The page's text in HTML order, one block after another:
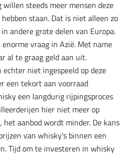
steeds meer mensen deze
hebben staan. Dat is niet alleen zo
andere grote delen van Europa.
vraag in Azië. Met name
al te graag geld aan uit.
niet ingespeeld op deze
een tekort aan voorraad
een langdurig rijpingsproces
hier niet meer op
het aanbod wordt minder. De kans
van whisky’s binnen een
Tijd om te investeren in whisky